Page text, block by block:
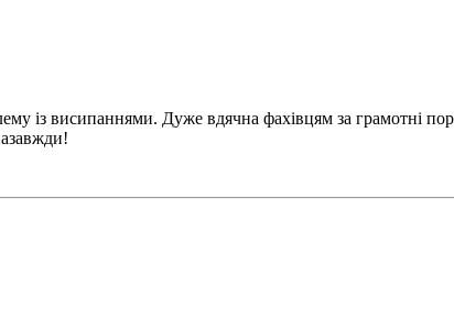
із висипаннями. Дуже вдячна фахівцям за грамотні